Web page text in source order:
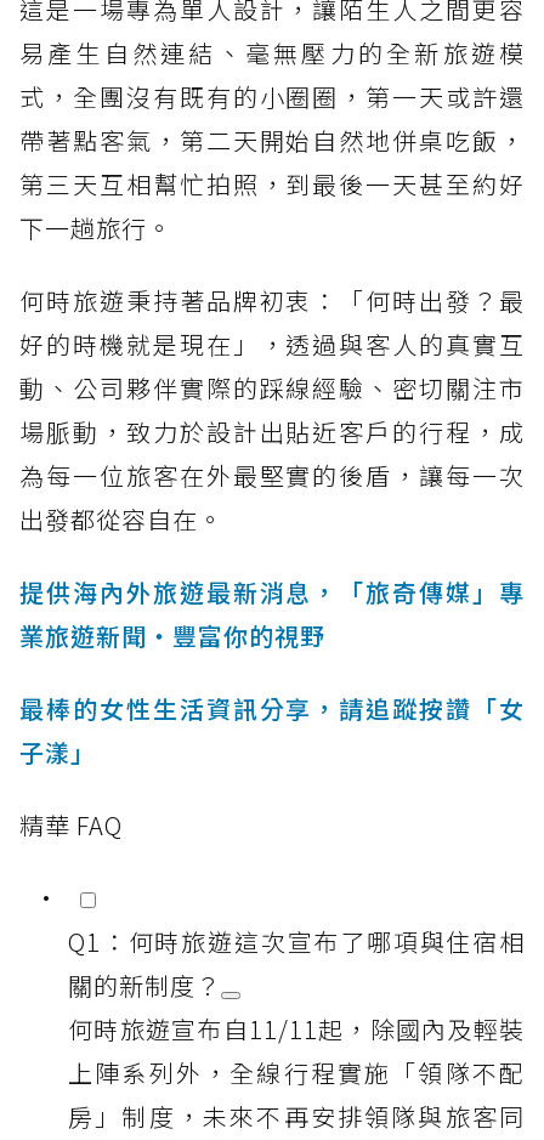
這是一場專為單人設計，讓陌生人之間更容
易產生自然連結、毫無壓力的全新旅遊模
式，全團沒有既有的小圈圈，第一天或許還
帶著點客氣，第二天開始自然地併桌吃飯，
第三天互相幫忙拍照，到最後一天甚至約好
下一趟旅行。
何時旅遊秉持著品牌初衷：「何時出發？最
好的時機就是現在」，透過與客人的真實互
動、公司夥伴實際的踩線經驗、密切關注市
場脈動，致力於設計出貼近客戶的行程，成
為每一位旅客在外最堅實的後盾，讓每一次
出發都從容自在。
提供海內外旅遊最新消息，「旅奇傳媒」專
業旅遊新聞‧豐富你的視野
最棒的女性生活資訊分享，請追蹤按讚「女
子漾」
精華 FAQ
Q1：何時旅遊這次宣布了哪項與住宿相
關的新制度？
何時旅遊宣布自11/11起，除國內及輕裝
上陣系列外，全線行程實施「領隊不配
房」制度，未來不再安排領隊與旅客同